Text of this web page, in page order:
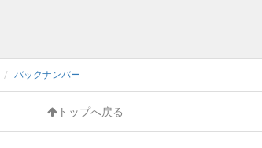
バックナンバー
トップへ戻る